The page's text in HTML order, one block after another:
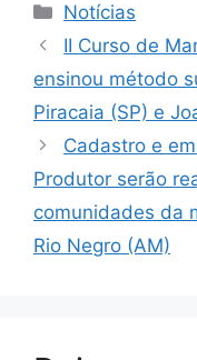
Notícias
II Curso de
ensinou método
Piracaia (SP) e
Cadastro e
Produtor serão
comunidades da
Rio Negro (AM)